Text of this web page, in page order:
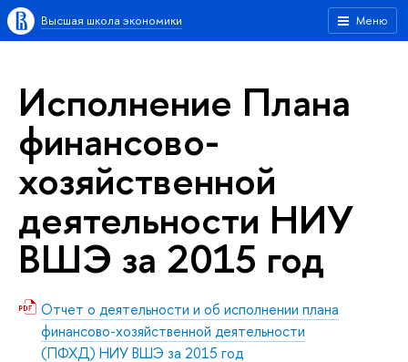
Меню
Высшая школа экономики
Исполнение Плана
финансово-
хозяйственной
деятельности НИУ
ВШЭ за 2015 год
Отчет о деятельности и об исполнении плана
финансово-хозяйственной деятельности
(ПФХД) НИУ ВШЭ за 2015 год